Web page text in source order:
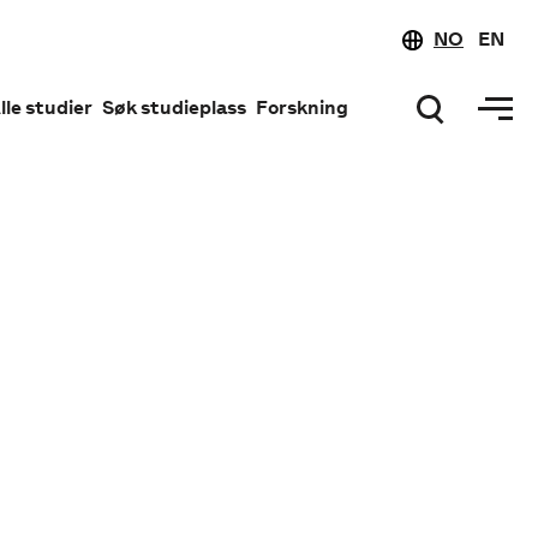
NO EN
studier Søk studieplass Forskning